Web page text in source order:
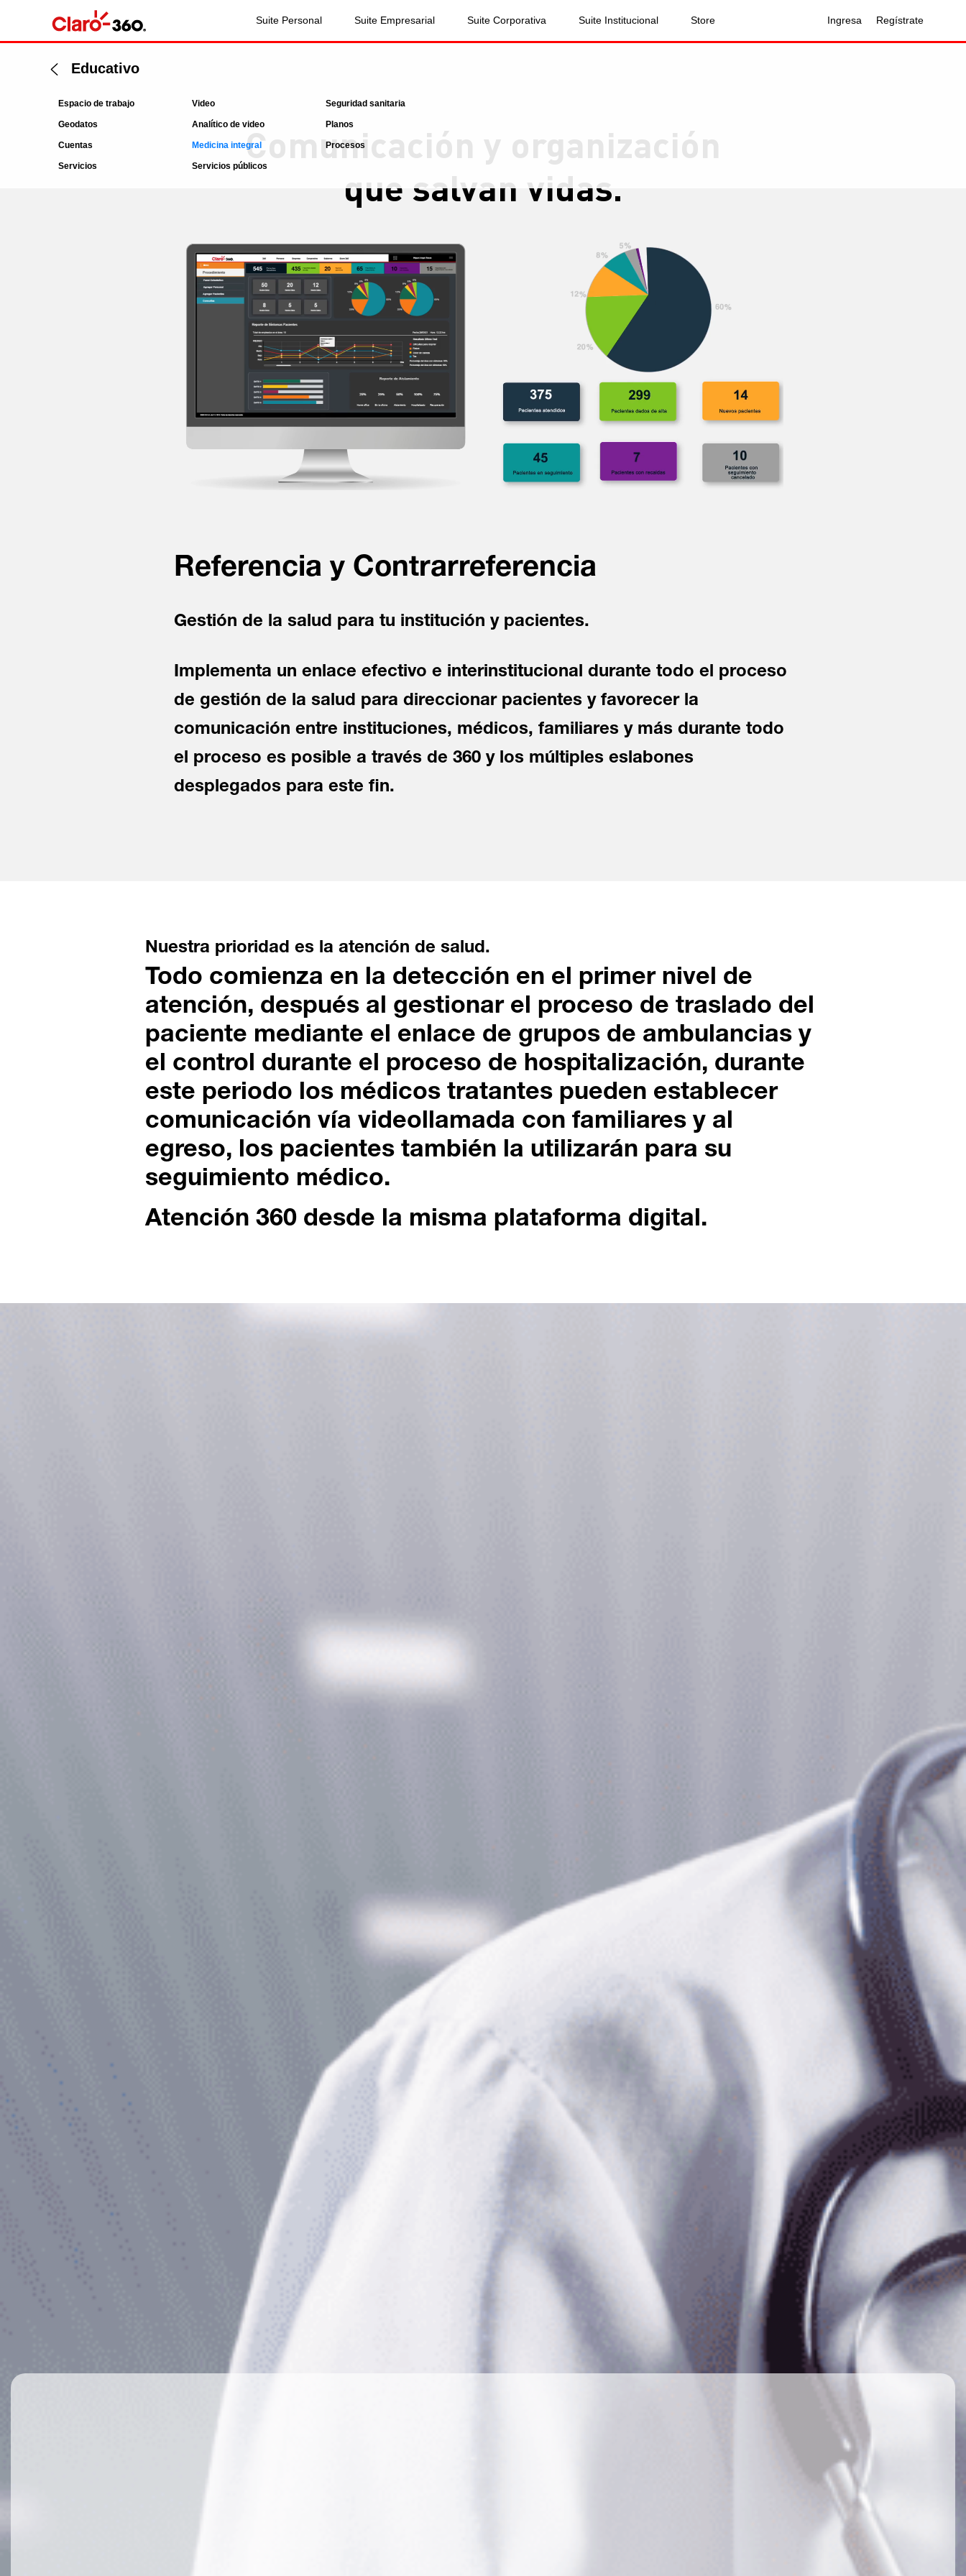
Suite Personal Suite Empresarial Suite Corporativa Suite Institucional Store Ingresa Regístrate
Educativo
Espacio de trabajo
Geodatos
Cuentas
Servicios
Video
Analítico de video
Medicina integral
Servicios públicos
Seguridad sanitaria
Planos
Procesos
Comunicación y organización
que salvan vidas.
Referencia y Contrarreferencia
Gestión de la salud para tu institución y pacientes.
Implementa un enlace efectivo e interinstitucional durante todo el proceso
de gestión de la salud para direccionar pacientes y favorecer la
comunicación entre instituciones, médicos, familiares y más durante todo
el proceso es posible a través de 360 y los múltiples eslabones
desplegados para este fin.
Nuestra prioridad es la atención de salud.
Todo comienza en la detección en el primer nivel de
atención, después al gestionar el proceso de traslado del
paciente mediante el enlace de grupos de ambulancias y
el control durante el proceso de hospitalización, durante
este periodo los médicos tratantes pueden establecer
comunicación vía videollamada con familiares y al
egreso, los pacientes también la utilizarán para su
seguimiento médico.
Atención 360 desde la misma plataforma digital.